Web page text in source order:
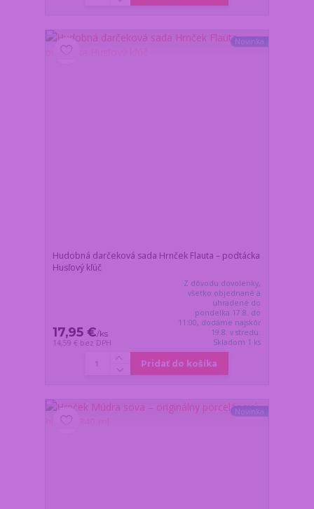
Novinka
Hudobná darčeková sada Hrnček Flauta – podtácka
Husľový kľúč
17,95 €/ks
14,59 € bez DPH
Z dôvodu dovolenky,
všetko objednané a
uhradené do
pondelka 17.8. do
11:00, dodáme najskôr
19.8. v stredu.
Skladom 1 ks
Pridať do košíka
Novinka